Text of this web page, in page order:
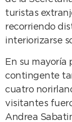
turistas
recorriendo
interiorizarse
En su mayoría
contingente
cuatro
visitantes
Andrea